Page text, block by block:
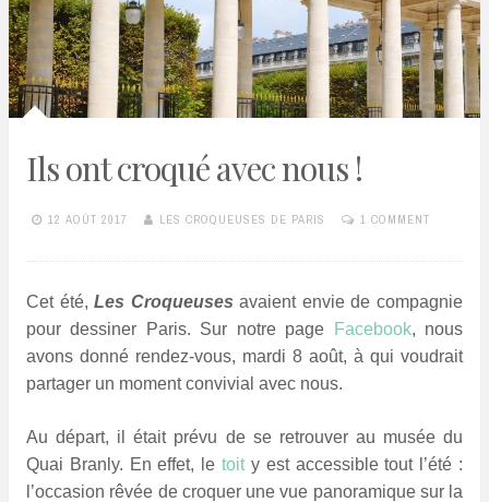
Ils ont croqué avec nous !
12 AOÛT 2017 LES CROQUEUSES DE PARIS 1 COMMENT
Cet été,Les Croqueuses avaient envie de compagnie
pour dessiner Paris. Sur notre page
Facebook, nous
avons donné rendez-vous, mardi 8 août, à qui voudrait
partager un moment convivial avec nous.
Au départ, il était prévu de se retrouver au musée du
Quai Branly. En effet, letoity est accessible tout l’été :
l’occasion rêvée de croquer une vue panoramique sur la